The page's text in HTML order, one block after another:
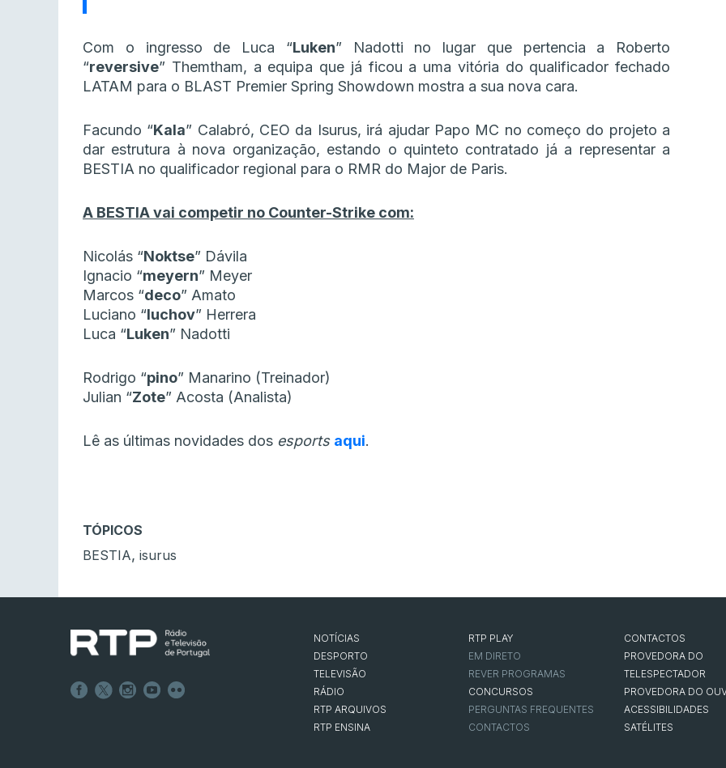
Com o ingresso de Luca “Luken” Nadotti no lugar que pertencia a Roberto
“reversive” Themtham, a equipa que já ficou a uma vitória do qualificador fechado
LATAM para o BLAST Premier Spring Showdown mostra a sua nova cara.
Facundo “Kala” Calabró, CEO da Isurus, irá ajudar Papo MC no começo do projeto a
dar estrutura à nova organização, estando o quinteto contratado já a representar a
BESTIA no qualificador regional para o RMR do Major de Paris.
A BESTIA vai competir no Counter-Strike com:
Nicolás “Noktse” Dávila
Ignacio “meyern” Meyer
Marcos “deco” Amato
Luciano “luchov” Herrera
Luca “Luken” Nadotti
Rodrigo “pino” Manarino (Treinador)
Julian “Zote” Acosta (Analista)
Lê as últimas novidades dos esports aqui.
TÓPICOS
BESTIA, isurus
NOTÍCIAS
DESPORTO
TELEVISÃO
RÁDIO
RTP ARQUIVOS
RTP ENSINA
RTP PLAY
EM DIRETO
REVER PROGRAMAS
CONCURSOS
PERGUNTAS FREQUENTES
CONTACTOS
CONTACTOS
PROVEDORA DO
TELESPECTADOR
PROVEDORA DO
ACESSIBILIDADES
SATÉLITES